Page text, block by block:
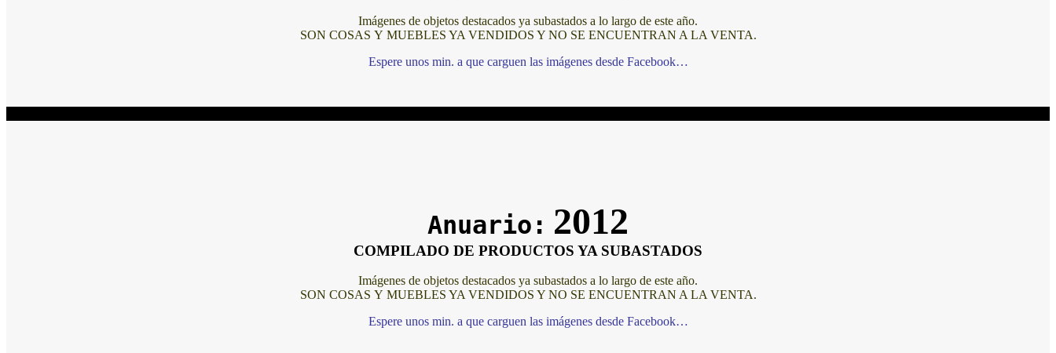
Imágenes de objetos destacados ya subastados a lo largo de este año.
SON COSAS Y MUEBLES YA VENDIDOS Y NO SE ENCUENTRAN A LA VENTA.
Espere unos min. a que carguen las imágenes desde Facebook…
Anuario: 2012
COMPILADO DE PRODUCTOS YA SUBASTADOS
Imágenes de objetos destacados ya subastados a lo largo de este año.
SON COSAS Y MUEBLES YA VENDIDOS Y NO SE ENCUENTRAN A LA VENTA.
Espere unos min. a que carguen las imágenes desde Facebook…